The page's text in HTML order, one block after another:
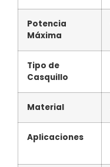
Potencia
Máxima
Tipo de
Casquillo
Material
Aplicaciones